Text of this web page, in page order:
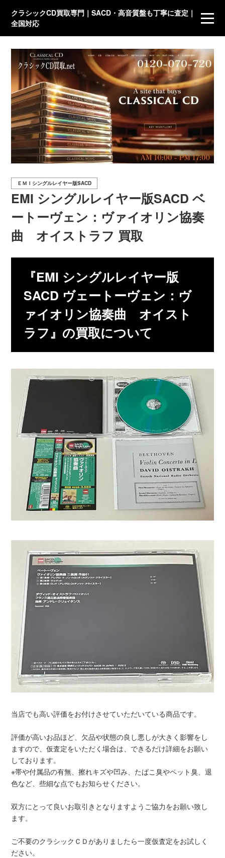
クラシックCD買取専門｜SACD・高音質盤も丁寧に査定｜
全国対応
EMI シングルレイヤー版SACD ベ
ートーヴェン：ヴァイオリン協奏
曲 オイストラフ 買取
ＥＭＩシングルレイヤー版SACD
『EMI シングルレイヤー版
SACD ヴェートーヴェン：ヴ
ァイオリン協奏曲 オイスト
ラフ』の買取について
当店でも高い評価をお付けさせていただいている商品です。
評価が高いお品ほど、欠品や状態の良し悪しが大きく影響をし
ますので、仮査定をいただく場合は、できるだけ詳細をお願い
しております。
※帯や付属品の有無、擦れキズや凹み、たばこ臭やペット臭、退
色など、些細な点でもお知らせください。
双方にとって良いお取引きとなりますようご協力をお願い致し
ます。
ご不要のクラシックＣＤがありましたら一度仮査定をお試しく
ださい。